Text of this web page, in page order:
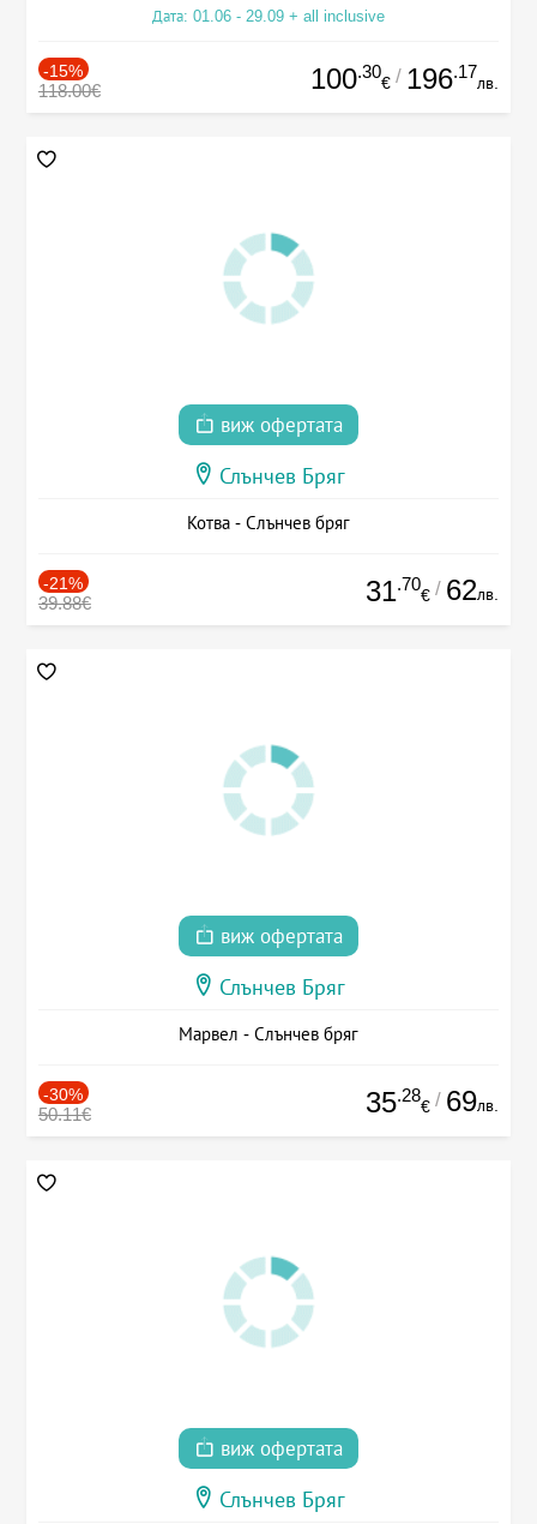
Дата: 01.06 - 29.09 + all inclusive
-15%
118.00€ 100.30
€ / 196.17
лв.
виж офертата
Слънчев Бряг
Котва - Слънчев бряг
-21%
39.88€ 31.70
€ / 62лв.
виж офертата
Слънчев Бряг
Марвел - Слънчев бряг
-30%
50.11€ 35.28
€ / 69лв.
виж офертата
Слънчев Бряг